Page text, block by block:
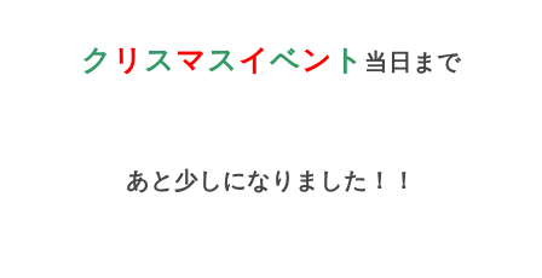
ク リ ス マス イ ベン ト 当 日まで
あと少しになりました！！